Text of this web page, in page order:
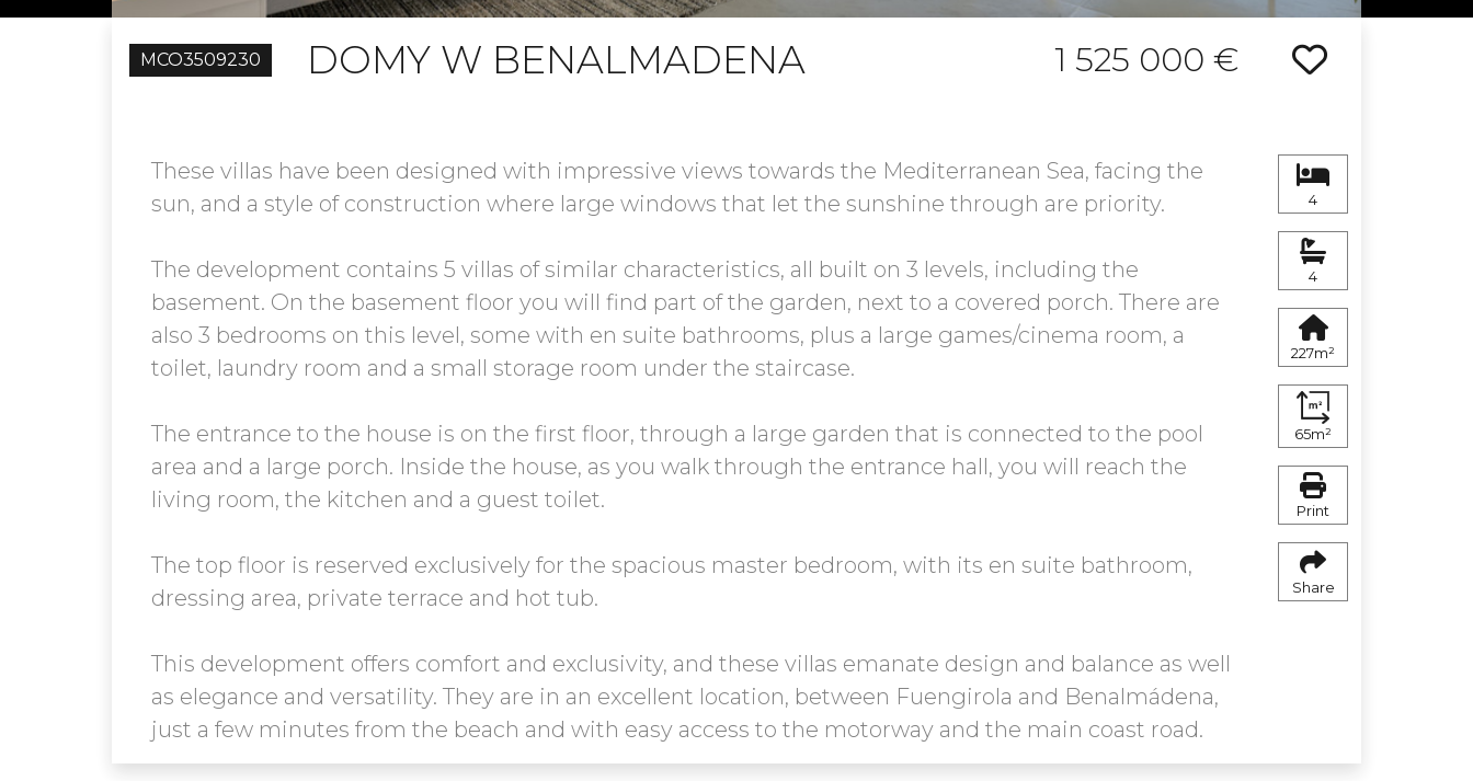
MCO3509230 DOMY W BENALMADENA 1 525 000 €
These villas have been designed with impressive views towards the Mediterranean Sea, facing the
sun, and a style of construction where large windows that let the sunshine through are priority.
The development contains 5 villas of similar characteristics, all built on 3 levels, including the
basement. On the basement floor you will find part of the garden, next to a covered porch. There are
also 3 bedrooms on this level, some with en suite bathrooms, plus a large games/cinema room, a
toilet, laundry room and a small storage room under the staircase.
The entrance to the house is on the first floor, through a large garden that is connected to the pool
area and a large porch. Inside the house, as you walk through the entrance hall, you will reach the
living room, the kitchen and a guest toilet.
The top floor is reserved exclusively for the spacious master bedroom, with its en suite bathroom,
dressing area, private terrace and hot tub.
This development offers comfort and exclusivity, and these villas emanate design and balance as well
as elegance and versatility. They are in an excellent location, between Fuengirola and Benalmádena,
4
4
227m²
65m²
Print
Share